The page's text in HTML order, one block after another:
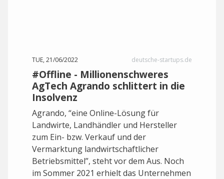
TUE, 21/06/2022 deutsche-startups.de
#Offline - Millionenschweres
AgTech Agrando schlittert in die
Insolvenz
Agrando, “eine Online-Lösung für
Landwirte, Landhändler und Hersteller
zum Ein- bzw. Verkauf und der
Vermarktung landwirtschaftlicher
Betriebsmittel”, steht vor dem Aus. Noch
im Sommer 2021 erhielt das Unternehmen